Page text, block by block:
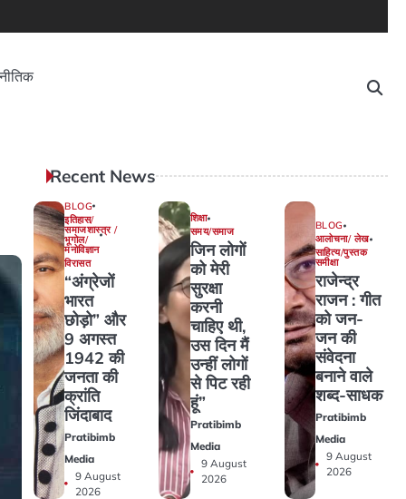
Recent News
BLOG
इतिहास/
समाजशास्त्र /
भूगोल/
मनोविज्ञान
विरासत
“अंग्रेजों
भारत
छोड़ो” और
9 अगस्त
1942 की
जनता की
क्रांति
जिंदाबाद
Pratibimb
Media
9 August
2026
शिक्षा
समय/समाज
जिन लोगों
को मेरी
सुरक्षा
करनी
चाहिए थी,
उस दिन मैं
उन्हीं लोगों
से पिट रही
हूं”
Pratibimb
Media
9 August
2026
BLOG
आलोचना/ लेख
साहित्य/पुस्तक
समीक्षा
राजेन्द्र
राजन : गीत
को जन-
जन की
संवेदना
बनाने वाले
शब्द-साधक
Pratibimb
Media
9 August
2026